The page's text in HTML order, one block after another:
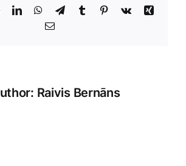
RedditLinkedInWhatsApp
TelegramTumblr Pinterest
Vk
Xing
E-
Raivis Bernāns